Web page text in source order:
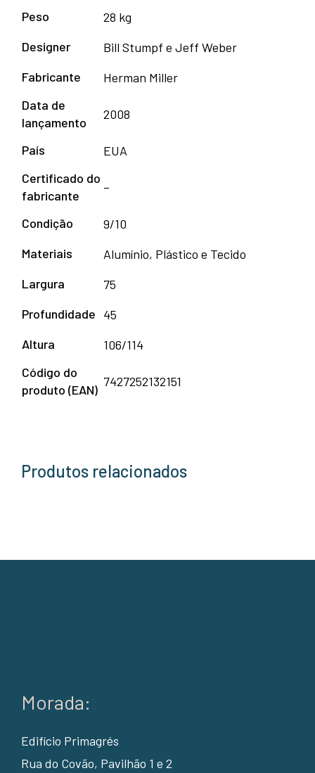
Peso
28 kg
Designer
Bill Stumpf e Jeff Weber
Fabricante
Herman Miller
Data de
lançamento
2008
País
EUA
Certificado do
fabricante
–
Condição
9/10
Materiais
Alumínio, Plástico e Tecido
Largura
75
Profundidade 45
Altura
106/114
Código do
produto (EAN)
7427252132151
Produtos relacionados
Morada:
Edifício Primagrés
Rua do Covão, Pavilhão 1 e 2